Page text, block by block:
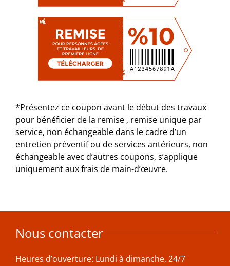
*Présentez ce coupon avant le début des travaux
pour bénéficier de la remise , remise unique par
service, non échangeable dans le cadre d’un
entretien préventif ou de services antérieurs, non
échangeable avec d’autres coupons, s’applique
uniquement aux frais de main-d’œuvre.
Nous contacter
Heures d’ouverture: Lundi à dimanche, 24/7